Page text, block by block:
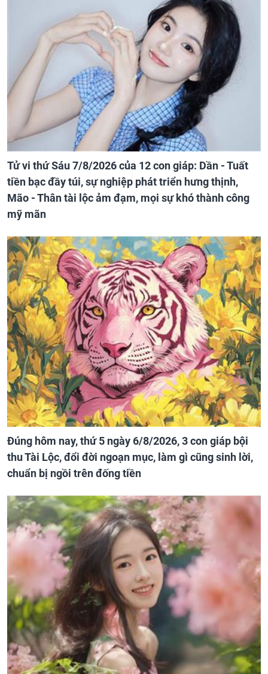
Tử vi thứ Sáu 7/8/2026 của 12 con giáp: Dần - Tuất
tiền bạc đầy túi, sự nghiệp phát triển hưng thịnh,
Mão - Thân tài lộc ảm đạm, mọi sự khó thành công
mỹ mãn
Đúng hôm nay, thứ 5 ngày 6/8/2026, 3 con giáp bội
thu Tài Lộc, đổi đời ngoạn mục, làm gì cũng sinh lời,
chuẩn bị ngồi trên đống tiền